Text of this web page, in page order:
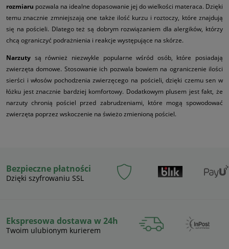
rozmiaru pozwala na idealne dopasowanie jej do wielkości materaca. Dzięki
temu znacznie zmniejszają one także ilość kurzu i roztoczy, które znajdują
się na pościeli. Dlatego też są dobrym rozwiązaniem dla alergików, którzy
chcą ograniczyć podrażnienia i reakcje występujące na skórze.
Narzuty są również niezwykle popularne wśród osób, które posiadają
zwierzęta domowe. Stosowanie ich pozwala bowiem na ograniczenie ilości
sierści i włosów pochodzenia zwierzęcego na pościeli, dzięki czemu sen w
łóżku jest znacznie bardziej komfortowy. Dodatkowym plusem jest fakt, że
narzuty chronią pościel przed zabrudzeniami, które mogą spowodować
zwierzęta poprzez wskoczenie na świeżo zmienioną pościel.
Bezpieczne płatności
Dzięki szyfrowaniu SSL
Ekspresowa dostawa w 24h
Twoim ulubionym kurierem